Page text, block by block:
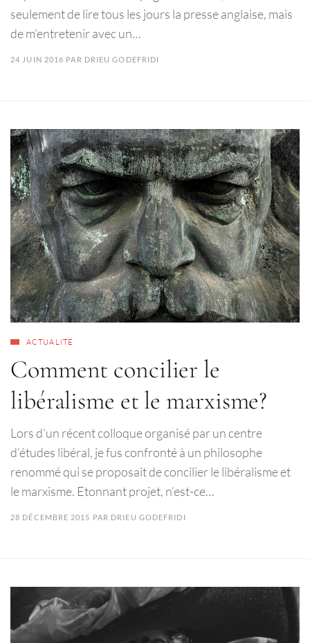
seulement de lire tous les jours la presse anglaise, mais
de m’entretenir avec un…
24 JUIN 2016 PAR DRIEU GODEFRIDI
ACTUALITÉ
Comment concilier le
libéralisme et le marxisme?
Lors d’un récent colloque organisé par un centre
d’études libéral, je fus confronté à un philosophe
renommé qui se proposait de concilier le libéralisme et
le marxisme. Etonnant projet, n’est-ce…
28 DÉCEMBRE 2015 PAR DRIEU GODEFRIDI